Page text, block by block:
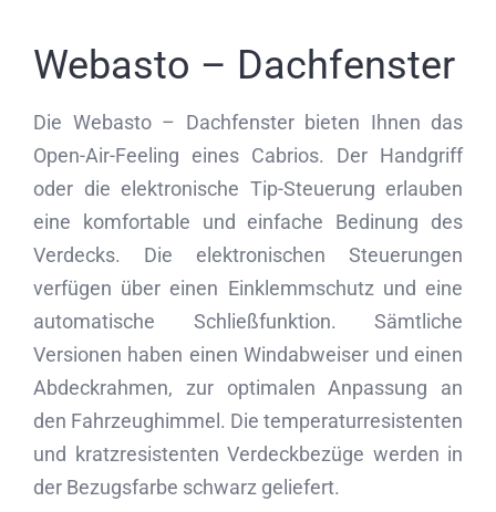
Webasto – Dachfenster
Die Webasto – Dachfenster bieten Ihnen das
Open-Air-Feeling eines Cabrios. Der Handgriff
oder die elektronische Tip-Steuerung erlauben
eine komfortable und einfache Bedinung des
Verdecks. Die elektronischen Steuerungen
verfügen über einen Einklemmschutz und eine
automatische Schließfunktion. Sämtliche
Versionen haben einen Windabweiser und einen
Abdeckrahmen, zur optimalen Anpassung an
den Fahrzeughimmel. Die temperaturresistenten
und kratzresistenten Verdeckbezüge werden in
der Bezugsfarbe schwarz geliefert.